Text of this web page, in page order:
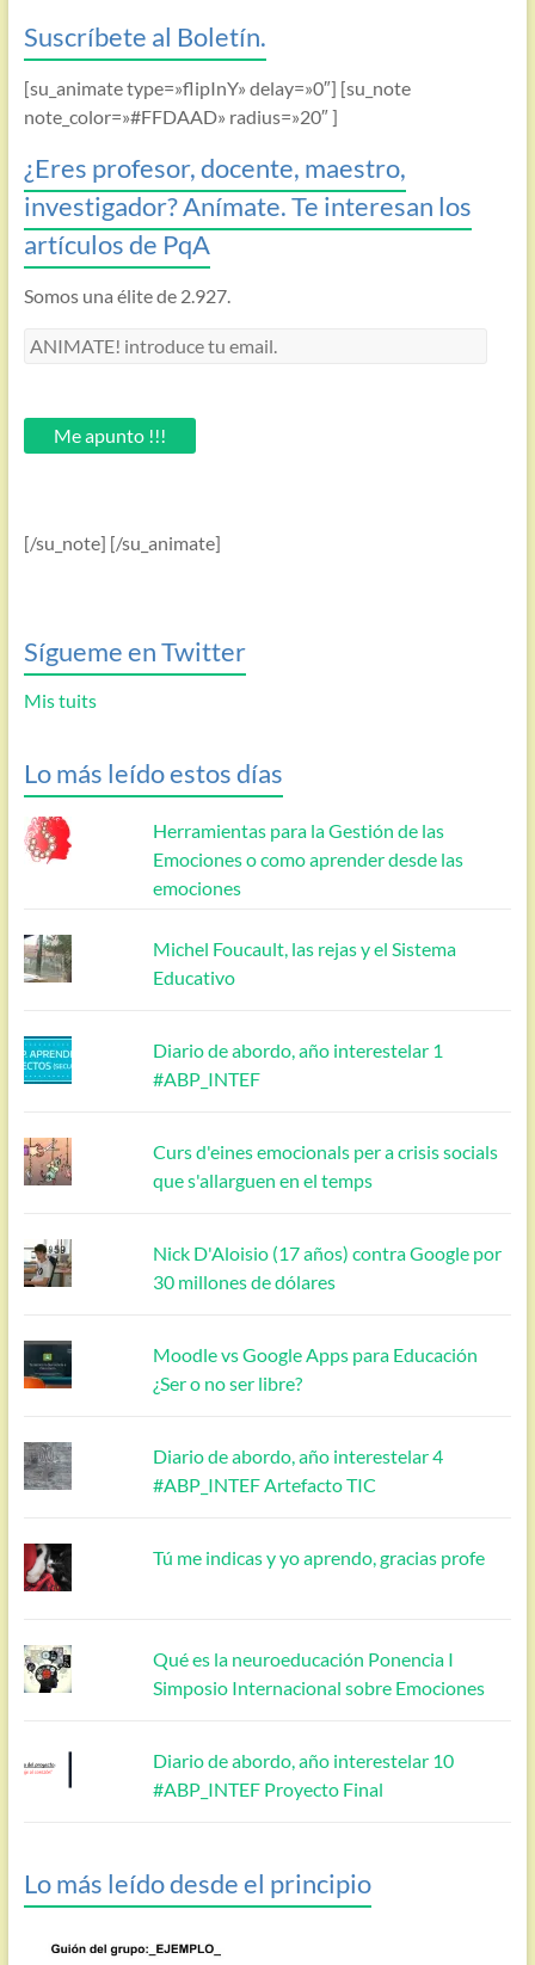
Suscríbete al Boletín.
[su_animate type=»flipInY» delay=»0″] [su_note
note_color=»#FFDAAD» radius=»20″ ]
¿Eres profesor, docente, maestro,
investigador? Anímate. Te interesan los
artículos de PqA
Somos una élite de 2.927.
ANIMATE!
email.Me apunto !!!
[/su_note] [/su_animate]
Sígueme en Twitter
Mis tuits
Lo más leído estos días
Herramientas para la Gestión de las
Emociones o como aprender desde las
emociones
Michel Foucault, las rejas y el Sistema
Educativo
Diario de abordo, año interestelar 1
#ABP_INTEF
Curs d'eines emocionals per a crisis socials
que s'allarguen en el temps
Nick D'Aloisio (17 años) contra Google por
30 millones de dólares
Moodle vs Google Apps para Educación
¿Ser o no ser libre?
Diario de abordo, año interestelar 4
#ABP_INTEF Artefacto TIC
Tú me indicas y yo aprendo, gracias profe
Qué es la neuroeducación Ponencia I
Simposio Internacional sobre Emociones
Diario de abordo, año interestelar 10
#ABP_INTEF Proyecto Final
Lo más leído desde el principio